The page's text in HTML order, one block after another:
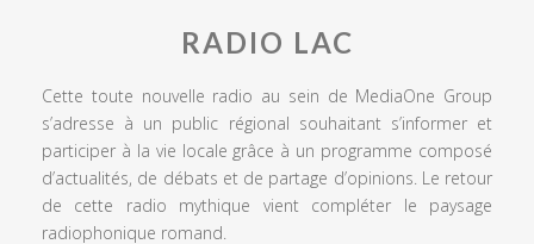
RADIO LAC
Cette toute nouvelle radio au sein de MediaOne Group
s’adresse à un public régional souhaitant s’informer et
participer à la vie locale grâce à un programme composé
d’actualités, de débats et de partage d’opinions. Le retour
de cette radio mythique vient compléter le paysage
radiophonique romand.